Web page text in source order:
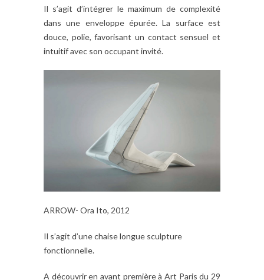
Il s’agit d’intégrer le maximum de complexité
dans une enveloppe épurée. La surface est
douce, polie, favorisant un contact sensuel et
intuitif avec son occupant invité.
ARROW- Ora Ito, 2012
Il s’agit d’une chaise longue sculpture
fonctionnelle.
A découvrir en avant première à Art Paris du 29